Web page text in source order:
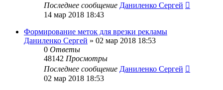
Последнее сообщение Даниленко Сергей
14 мар 2018 18:43
Формирование меток для врезки рекламы
Даниленко Сергей » 02 мар 2018 18:53
0 Ответы
48142 Просмотры
Последнее сообщение Даниленко Сергей
02 мар 2018 18:53